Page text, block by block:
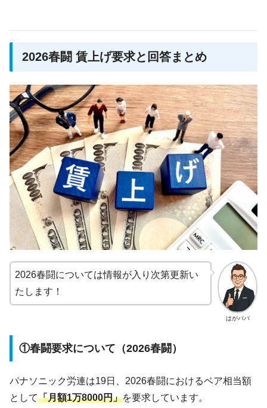
2026春闘 賃上げ要求と回答まとめ
はがパパ
2026春闘については情報が入り次第更新い
たします！
①春闘要求について（2026春闘）
パナソニック労連は19日、2026春闘におけるベア相当額
として「月額1万8000円」を要求しています。